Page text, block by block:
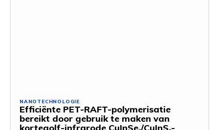
NANOTECHNOLOGIE
Efficiënte PET-RAFT-polymerisatie
bereikt door gebruik te maken van